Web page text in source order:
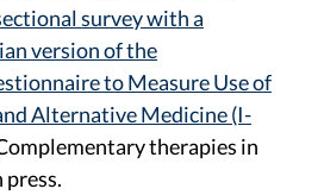
survey with a
version of the
to Measure Use of
Alternative Medicine (I-
therapies in